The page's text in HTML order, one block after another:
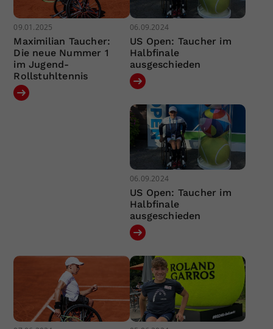
09.01.2025
Maximilian Taucher:
Die neue Nummer 1
im Jugend-
Rollstuhltennis
06.09.2024
US Open: Taucher im
Halbfinale
ausgeschieden
06.09.2024
US Open: Taucher im
Halbfinale
ausgeschieden